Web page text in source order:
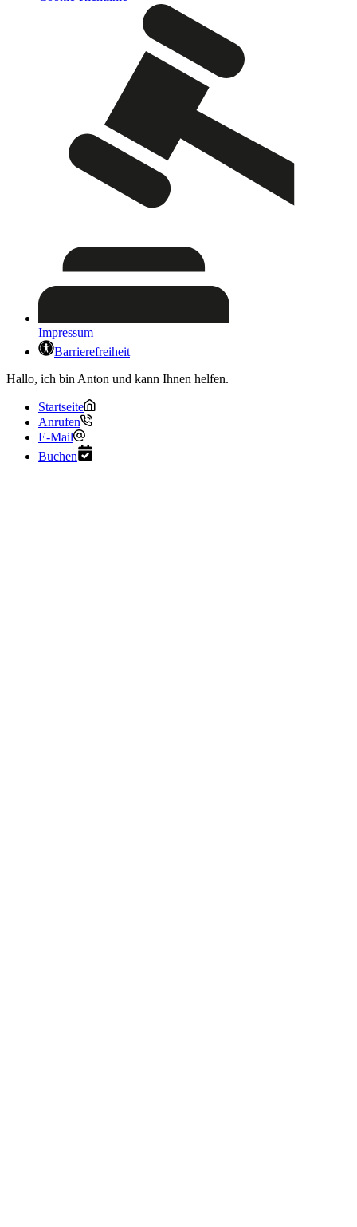
Impressum
Barrierefreiheit
Hallo, ich bin Anton und kann Ihnen helfen.
Startseite
Anrufen
E-Mail
Buchen